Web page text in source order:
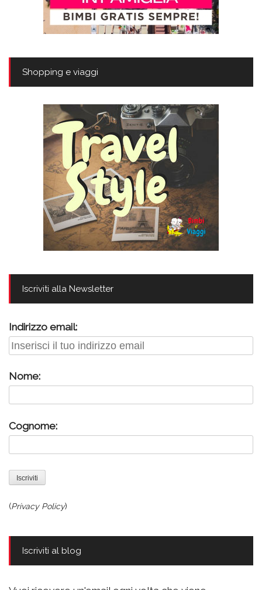
Shopping e viaggi
Iscriviti alla Newsletter
Indirizzo email:
Nome:
Cognome:
(Privacy Policy)
Iscriviti al blog